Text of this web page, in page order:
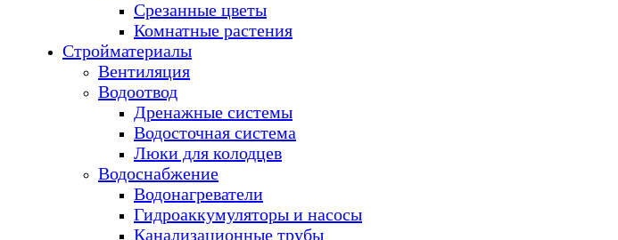
Срезанные цветы
Комнатные растения
Стройматериалы
Вентиляция
Водоотвод
Дренажные системы
Водосточная система
Люки для колодцев
Водоснабжение
Водонагреватели
Гидроаккумуляторы и насосы
Канализационные трубы